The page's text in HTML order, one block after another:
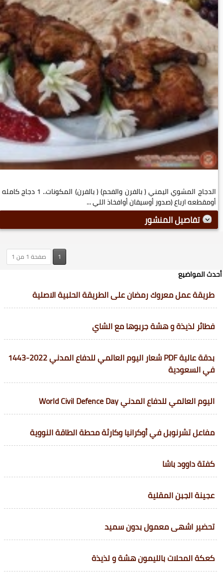
الدجاج المشوي اليمني ( بالفرن والفحم) ( بالفرن) المكونات.. 1 دجاج كامله
أومقطعه ارباع (صدور أوسيقان أوافخاذ اللي ...
تفاصيل المنشور
صفحة 1 من 1 1
أحدث المواضيع
طريقة عمل معروك رمضان على الطريقة الحلبية الاصلية
فطائر لذيذة و هشة جربوها مع الشاي
بدقة عالية PDF شعار اليوم العالمي للدفاع المدني 2022-1443
في السعودية
اليوم العالمي للدفاع المدني World Civil Defence Day
مفاعل تشرنوبل في أوكرانيا وكارثة محطة الطاقة النووية
كفتة داوود باشا
عجينة الجبن المقلية
تحضير اشهى معمول بدون سميد
كعكة المحلات بالليمون هشة و لذيذة